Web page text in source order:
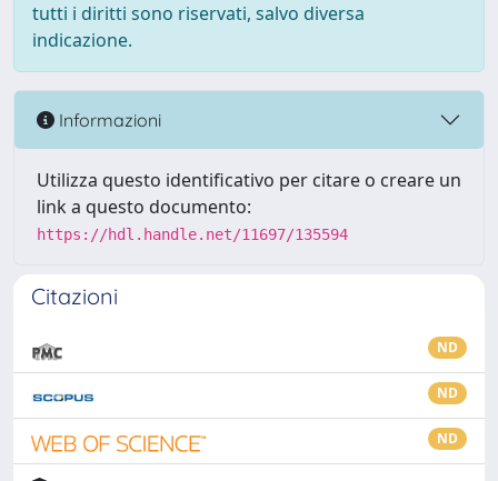
tutti i diritti sono riservati, salvo diversa
indicazione.
Informazioni
Utilizza questo identificativo per citare o creare un
link a questo documento:
https://hdl.handle.net/11697/135594
Citazioni
ND
ND
ND